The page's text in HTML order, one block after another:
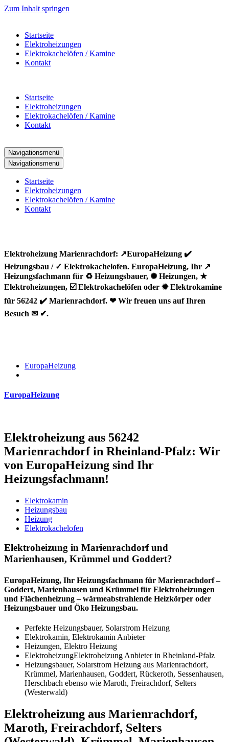
Zum Inhalt springen
Startseite
Elektroheizungen
Elektrokachelöfen / Kamine
Kontakt
Startseite
Elektroheizungen
Elektrokachelöfen / Kamine
Kontakt
Navigationsmenü
Navigationsmenü
Startseite
Elektroheizungen
Elektrokachelöfen / Kamine
Kontakt
Elektroheizung Marienrachdorf: ↗️EuropaHeizung ✔️
Heizungsbau / ✓ Elektrokachelofen. EuropaHeizung, Ihr ↗️
Heizungsfachmann für ♻ Heizungsbauer, ✺ Heizungen, ★
Elektroheizungen, ☑️ Elektrokachelöfen oder ✹ Elektrokamine
für 56242 ✔️ Marienrachdorf. ❤ Wir freuen uns auf Ihren
Besuch ✉ ✔.
EuropaHeizung
EuropaHeizung
Elektroheizung aus 56242
Marienrachdorf in Rheinland-Pfalz: Wir
von EuropaHeizung sind Ihr
Heizungsfachmann!
Elektrokamin
Heizungsbau
Heizung
Elektrokachelofen
Elektroheizung in Marienrachdorf und
Marienhausen, Krümmel und Goddert?
EuropaHeizung, Ihr Heizungsfachmann für Marienrachdorf –
Goddert, Marienhausen und Krümmel für Elektroheizungen
und Flächenheizung – wärmeabstrahlende Heizkörper oder
Heizungsbauer und Öko Heizungsbau.
Perfekte Heizungsbauer, Solarstrom Heizung
Elektrokamin, Elektrokamin Anbieter
Heizungen, Elektro Heizung
ElektroheizungElektroheizung Anbieter in Rheinland-Pfalz
Heizungsbauer, Solarstrom Heizung aus Marienrachdorf,
Krümmel, Marienhausen, Goddert, Rückeroth, Sessenhausen,
Herschbach ebenso wie Maroth, Freirachdorf, Selters
(Westerwald)
Elektroheizung aus Marienrachdorf,
Maroth, Freirachdorf, Selters